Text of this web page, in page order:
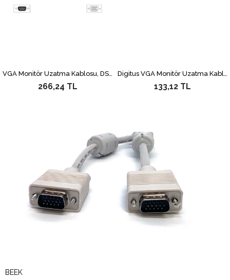
VGA Monitör Uzatma Kablosu, DSUB 15 erkek <=> DSUB 15 dişi, 3Coax/7C, 2 x ferrite filtre, AWG 28, 1.80 metre, bej renk
266,24 TL
Digitus VGA Monitör Uzatma Kablosu, DSUB 15 erkek <=> DSUB 15 dişi, 3CF7C, AWG 28/30, 1.8 metre, bej renk
133,12 TL
BEEK